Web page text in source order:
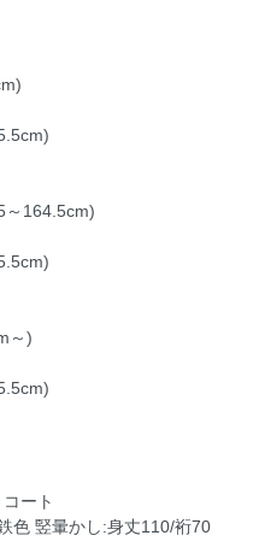
164.5cm)
～)
ート
色 竪暈かし:身丈110/裄70